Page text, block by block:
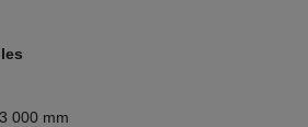
000 mm